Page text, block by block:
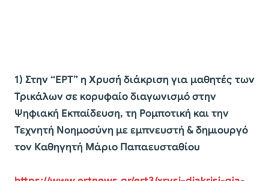
1) Στην “ΕΡΤ” η Χρυσή διάκριση για μαθητές των
Τρικάλων σε κορυφαίο διαγωνισμό στην
Ψηφιακή Εκπαίδευση, τη Ρομποτική και την
Τεχνητή Νοημοσύνη με εμπνευστή & δημιουργό
τον Καθηγητή Μάριο Παπαευσταθίου